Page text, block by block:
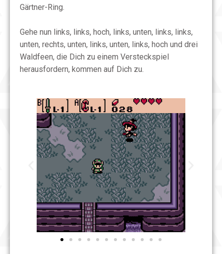
Gärtner-Ring.
Gehe nun links, links, hoch, links, unten, links, links,
unten, rechts, unten, links, unten, links, hoch und drei
Waldfeen, die Dich zu einem Versteckspiel
herausfordern, kommen auf Dich zu.